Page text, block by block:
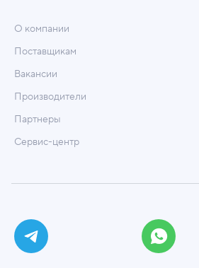
О компании
Поставщикам
Вакансии
Производители
Партнеры
Сервис-центр